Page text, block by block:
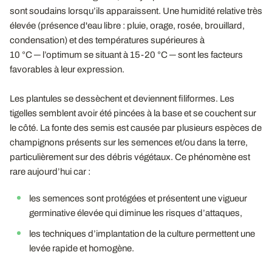
sont soudains lorsqu’ils apparaissent. Une humidité relative très
élevée (présence d'eau libre : pluie, orage, rosée, brouillard,
condensation) et des températures supérieures à
10 °C ─ l’optimum se situant à 15-20 °C ─ sont les facteurs
favorables à leur expression.
Les plantules se dessèchent et deviennent filiformes. Les
tigelles semblent avoir été pincées à la base et se couchent sur
le côté. La fonte des semis est causée par plusieurs espèces de
champignons présents sur les semences et/ou dans la terre,
particulièrement sur des débris végétaux. Ce phénomène est
rare aujourd’hui car :
les semences sont protégées et présentent une vigueur
germinative élevée qui diminue les risques d’attaques,
les techniques d’implantation de la culture permettent une
levée rapide et homogène.